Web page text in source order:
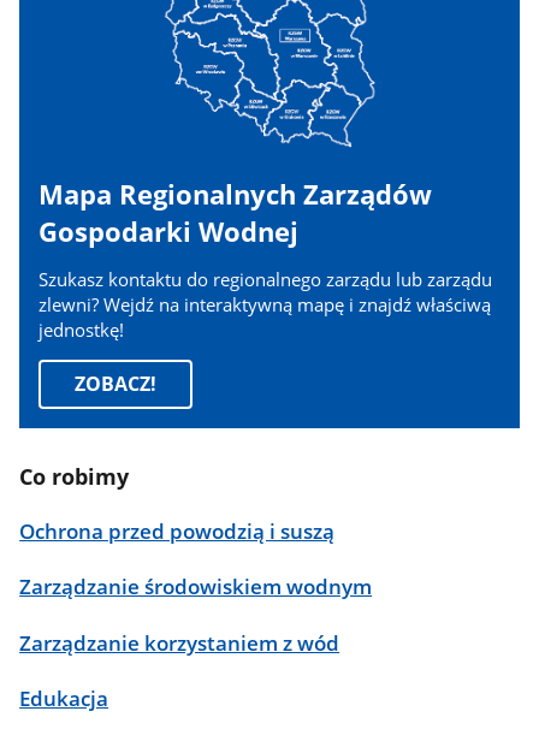
Mapa Regionalnych Zarządów
Gospodarki Wodnej
Szukasz kontaktu do regionalnego zarządu lub zarządu
zlewni? Wejdź na interaktywną mapę i znajdź właściwą
jednostkę!
ZOBACZ!
Co robimy
Ochrona przed powodzią i suszą
Zarządzanie środowiskiem wodnym
Zarządzanie korzystaniem z wód
Edukacja